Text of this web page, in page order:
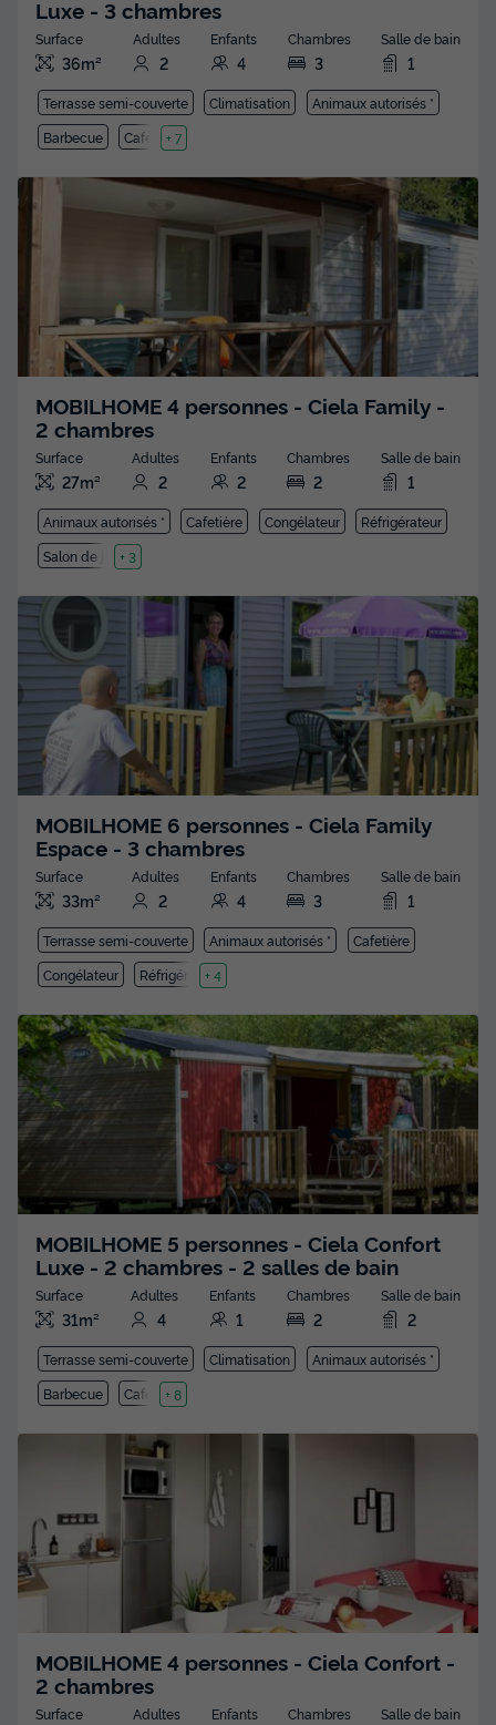
Luxe - 3 chambres
Surface
36m²
Adultes
2
Enfants
4
Chambres
3
Salle de bain
1
Terrasse semi-couverte Climatisation
Animaux autorisés *
Barbecue
Cafetière
+ 7
MOBILHOME 4 personnes - Ciela Family -
2 chambres
Surface
27m²
Adultes
2
Enfants
2
Chambres
2
Salle de bain
1
Animaux autorisés * Cafetière Congélateur
Réfrigérateur
Salon de jardin
+ 3
MOBILHOME 6 personnes - Ciela Family
Espace - 3 chambres
Surface
33m²
Adultes
2
Enfants
4
Chambres
3
Salle de bain
1
Terrasse semi-couverte Animaux autorisés *
Cafetière
Congélateur
Réfrigérateur
+ 4
MOBILHOME 5 personnes - Ciela Confort
Luxe - 2 chambres - 2 salles de bain
Surface
31m²
Adultes
4
Enfants
1
Chambres
2
Salle de bain
2
Terrasse semi-couverte Climatisation
Animaux autorisés *
Barbecue
Cafetière
+ 8
MOBILHOME 4 personnes - Ciela Confort -
2 chambres
Surface Adultes Enfants Chambres Salle de bain